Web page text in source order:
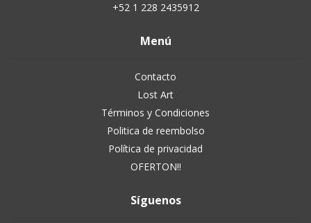
+52 1 228 2435912
Menú
Contacto
Lost Art
Términos y Condiciones
Politica de reembolso
Política de privacidad
OFERTON!!
Síguenos